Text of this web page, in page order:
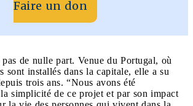
Faire un don
de nulle part. Venue du Portugal, où
sont installés dans la capitale, elle a su
trois ans. “Nous avons été
simplicité de ce projet et par son impact